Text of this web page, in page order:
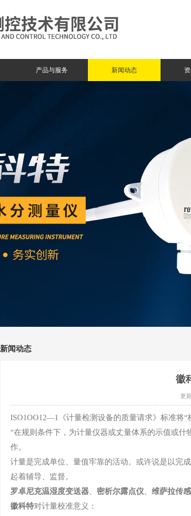
产品与服务 新闻动态
新闻动态
徽
更
ISO1OO12—1《计量检测设备的质量请求》标准将“
“在规则条件下，为计量仪器或丈量体系的示值或
作。
计量是完成单位、量值牢靠的活动。或许说是以完
起着辅导、监督。
罗卓尼克温湿度变送器 密析尔露点仪 维萨拉传
徽科特对计量校准意义：